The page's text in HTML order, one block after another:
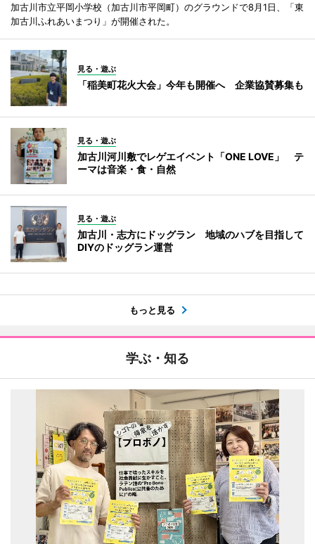
加古川市立平岡小学校（加古川市平岡町）のグラウンドで8月1日、「東
加古川ふれあいまつり」が開催された。
見る・遊ぶ
「稲美町花火大会」今年も開催へ 企業協賛募集も
見る・遊ぶ
加古川河川敷でレゲエイベント「ONE LOVE」 テ
ーマは音楽・食・自然
見る・遊ぶ
加古川・志方にドッグラン 地域のハブを目指して
DIYのドッグラン運営
もっと見る
学ぶ・知る